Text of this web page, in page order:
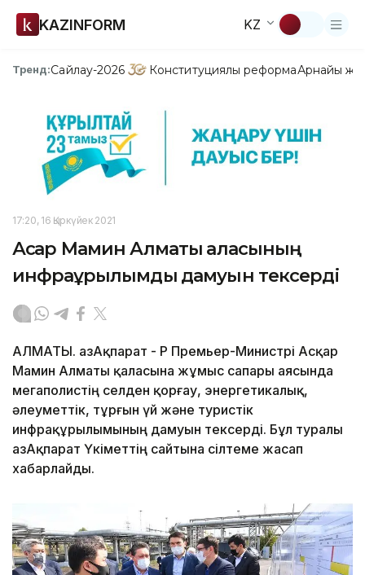
KAZINFORM KZ
Тренд:Сайлау-2026 Конституциялық реформаАрнайы
17:20, 16 Қыркүйек 2021
Асқар Мамин Алматы қаласының
инфрақұрылымдық дамуын тексерді
АЛМАТЫ. ҚазАқпарат - ҚР Премьер-Министрі Асқар
Мамин Алматы қаласына жұмыс сапары аясында
мегаполистің селден қорғау, энергетикалық,
әлеуметтік, тұрғын үй және туристік
инфрақұрылымының дамуын тексерді. Бұл туралы
ҚазАқпарат Үкіметтің сайтына сілтеме жасап
хабарлайды.